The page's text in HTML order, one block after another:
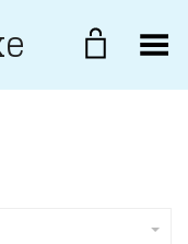
Toggle Menu